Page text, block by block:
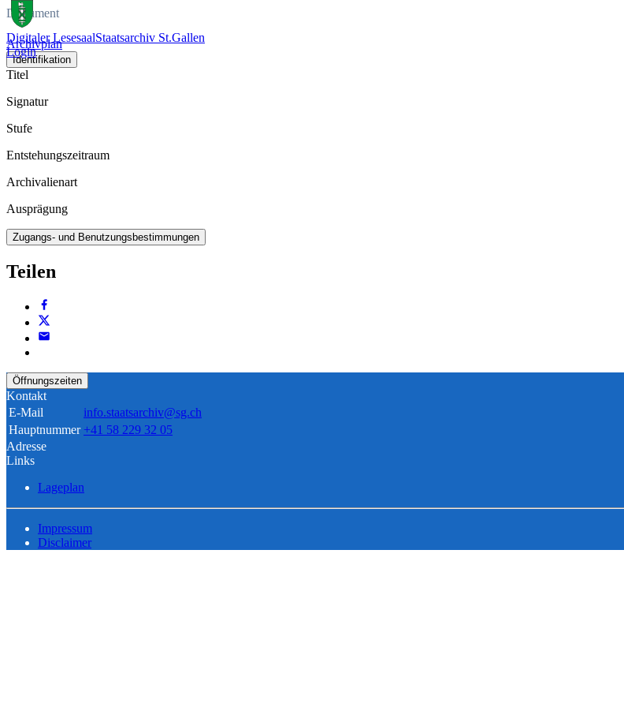
Digitaler LesesaalStaatsarchiv St.Gallen
Login
Dokument
Archivplan
Identifikation
Titel
Signatur
Stufe
Entstehungszeitraum
Archivalienart
Ausprägung
Zugangs- und Benutzungsbestimmungen
Teilen
Öffnungszeiten
Kontakt
E-Mail
info.staatsarchiv@sg.ch
Hauptnummer +41 58 229 32 05
Adresse
Links
Lageplan
Impressum
Disclaimer